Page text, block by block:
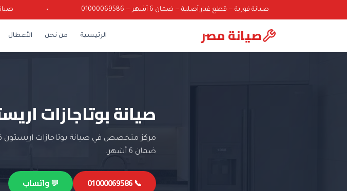
صيانة فورية — قطع غيار أصلية — ضمان 6 أشهر — 01000069586
صيانة مصر الرئيسية من نحن الأعطال
صيانة بوتاجازات
مركز متخصص في صيانة بوتاجازات اريستون
ضمان 6 أشهر.
📞 01000069586 💬 واتساب